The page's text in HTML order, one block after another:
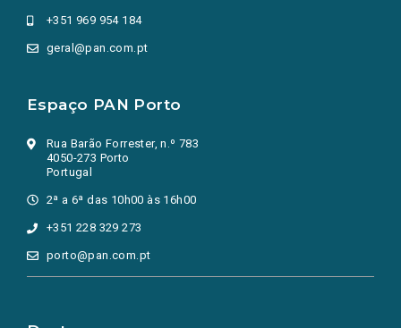
+351 969 954 184
geral@pan.com.pt
Espaço PAN Porto
Rua Barão Forrester, n.º 783
4050-273 Porto
Portugal
2ª a 6ª das 10h00 às 16h00
+351 228 329 273
porto@pan.com.pt